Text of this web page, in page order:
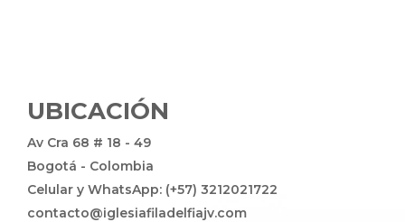
UBICACIÓN
Av Cra 68 # 18 - 49
Bogotá - Colombia
Celular y WhatsApp: (+57) 3212021722
contacto@iglesiafiladelfiajv.com